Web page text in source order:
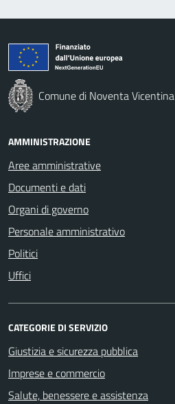
Comune di Noventa Vicentina
AMMINISTRAZIONE
Aree amministrative
Documenti e dati
Organi di governo
Personale amministrativo
Politici
Uffici
CATEGORIE DI SERVIZIO
Giustizia e sicurezza pubblica
Imprese e commercio
Salute, benessere e assistenza